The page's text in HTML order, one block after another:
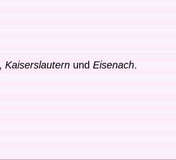
KaiserslauternundEisenach.